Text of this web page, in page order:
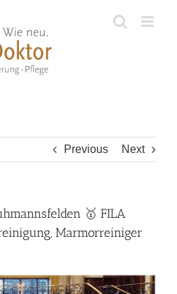
Previous Next
🥇 FILA
Marmorreiniger